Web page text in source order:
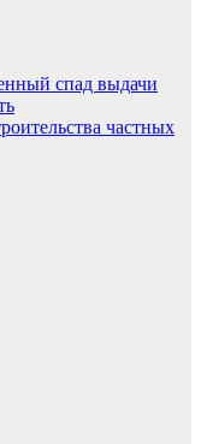
спад выдачи
частных